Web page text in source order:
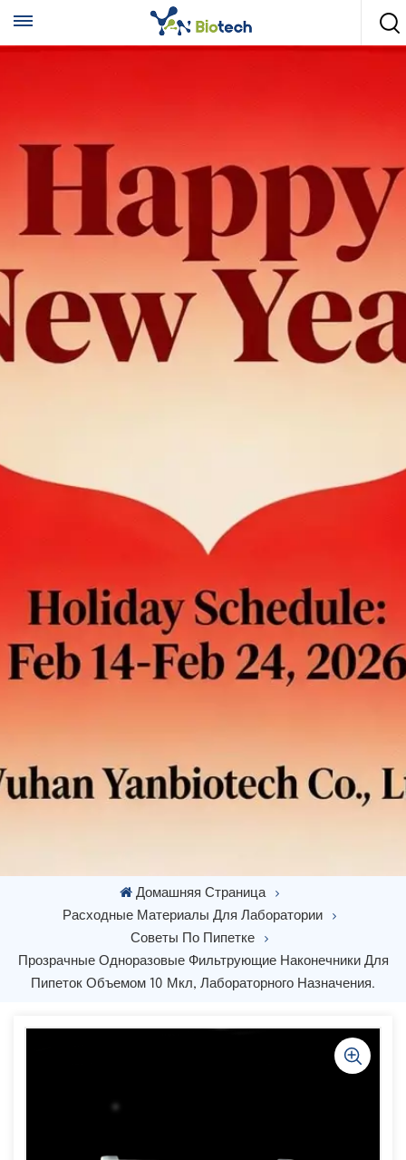
Домашняя Страница
Расходные Материалы Для Лаборатории
Советы По Пипетке
Прозрачные Одноразовые Фильтрующие Наконечники Для
Пипеток Объемом 10 Мкл, Лабораторного Назначения.